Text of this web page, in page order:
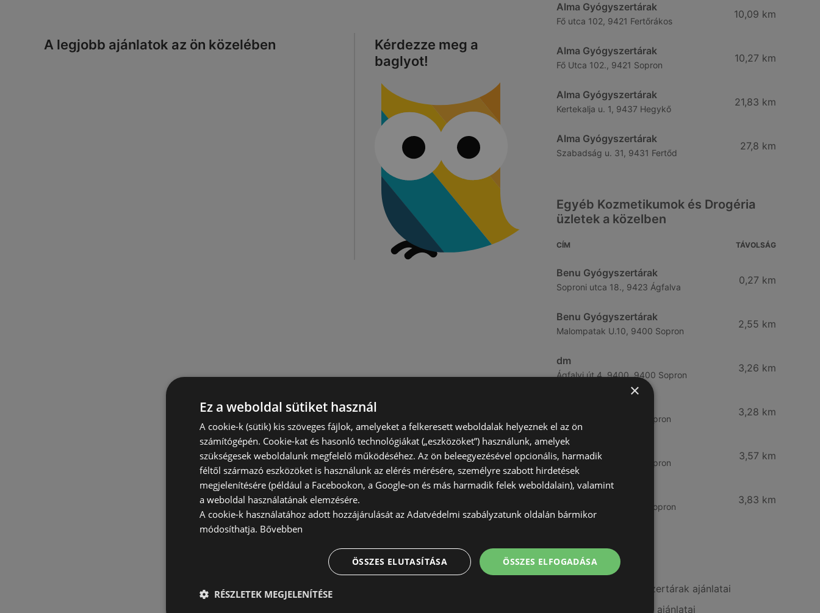
A legjobb ajánlatok az ön közelében
Kérdezze meg a
baglyot!
Alma Gyógyszertárak
Fő utca 102, 9421 Fertőrákos
10,09 km
Alma Gyógyszertárak
Fő Utca 102., 9421 Sopron
10,27 km
Alma Gyógyszertárak
Kertekalja u. 1, 9437 Hegykő
21,83 km
Alma Gyógyszertárak
Szabadság u. 31, 9431 Fertőd
27,8 km
Egyéb Kozmetikumok és Drogéria
üzletek a közelben
CÍM TÁVOLSÁG
Benu Gyógyszertárak
Soproni utca 18., 9423 Ágfalva
0,27 km
Benu Gyógyszertárak
Malompatak U.10, 9400 Sopron
2,55 km
dm
Ágfalvi út 4, 9400, 9400 Sopron
3,26 km
Besenyő u. 23, 9400 Sopron
3,28 km
Vianni
Bánfalvi út 14., 9400 Sopron
3,57 km
Rossmann
Bánfalvi út 6-8., 9400 Sopron
3,83 km
További linkek
A(z) Alma Gyógyszertárak ajánlatai
A(z) Pingvin Patika ajánlatai
×
Ez a weboldal sütiket használ
A cookie-k (sütik) kis szöveges fájlok, amelyeket a felkeresett weboldalak helyeznek el az ön
számítógépén. Cookie-kat és hasonló technológiákat („eszközöket”) használunk, amelyek
szükségesek weboldalunk megfelelő működéséhez. Az ön beleegyezésével opcionális, harmadik
féltől származó eszközöket is használunk az elérés mérésére, személyre szabott hirdetések
megjelenítésére (például a Facebookon, a Google-on és más harmadik felek weboldalain), valamint
a weboldal használatának elemzésére.
A cookie-k használatához adott hozzájárulását az Adatvédelmi szabályzatunk oldalán bármikor
módosíthatja. Bővebben
ÖSSZES ELFOGADÁSA
ÖSSZES ELUTASÍTÁSA
RÉSZLETEK MEGJELENÍTÉSE